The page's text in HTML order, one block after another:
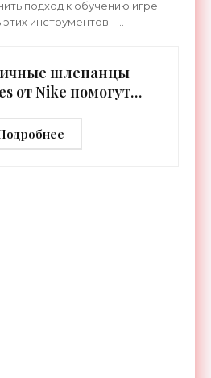
подход к обучению игре.
инструментов –
шлепанцы
от Nike помогут
- «Гаджеты»